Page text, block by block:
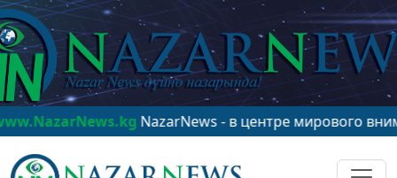
NazarNews - в центре мирового внимания!